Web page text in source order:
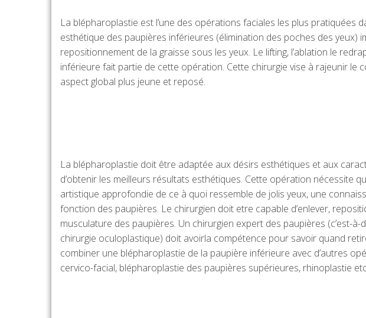
La blépharoplastie est l’une des opérations faciales les plus pratiquées
esthétique des paupières inférieures (élimination des poches des yeux)
repositionnement de la graisse sous les yeux. Le lifting, l’ablation le
inférieure fait partie de cette opération. Cette chirurgie vise à rajeunir le
aspect global plus jeune et reposé.
La blépharoplastie doit être adaptée aux désirs esthétiques et aux
d’obtenir les meilleurs résultats esthétiques. Cette opération nécessite
artistique approfondie de ce à quoi ressemble de jolis yeux, une
fonction des paupières. Le chirurgien doit etre capable d’enlever,
musculature des paupières. Un chirurgien expert des paupières (c’est-
chirurgie oculoplastique) doit avoirla compétence pour savoir quand
combiner une blépharoplastie de la paupière inférieure avec d’autres
cervico-facial, blépharoplastie des paupières supérieures, rhinoplastie